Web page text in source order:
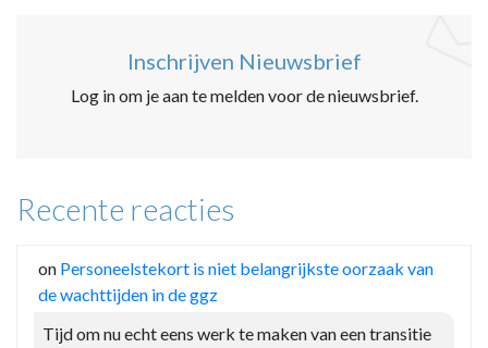
Inschrijven Nieuwsbrief
Log in om je aan te melden voor de nieuwsbrief.
Recente reacties
on Personeelstekort is niet belangrijkste oorzaak van
de wachttijden in de ggz
Tijd om nu echt eens werk te maken van een transitie